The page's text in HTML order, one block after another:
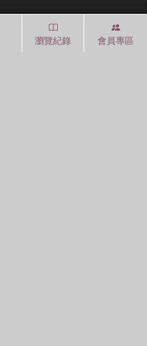
瀏覽紀錄 會員專區
人才招募
圖書分類法